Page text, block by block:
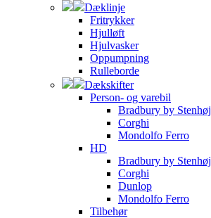
Dæklinje
Fritrykker
Hjulløft
Hjulvasker
Oppumpning
Rulleborde
Dækskifter
Person- og varebil
Bradbury by Stenhøj
Corghi
Mondolfo Ferro
HD
Bradbury by Stenhøj
Corghi
Dunlop
Mondolfo Ferro
Tilbehør